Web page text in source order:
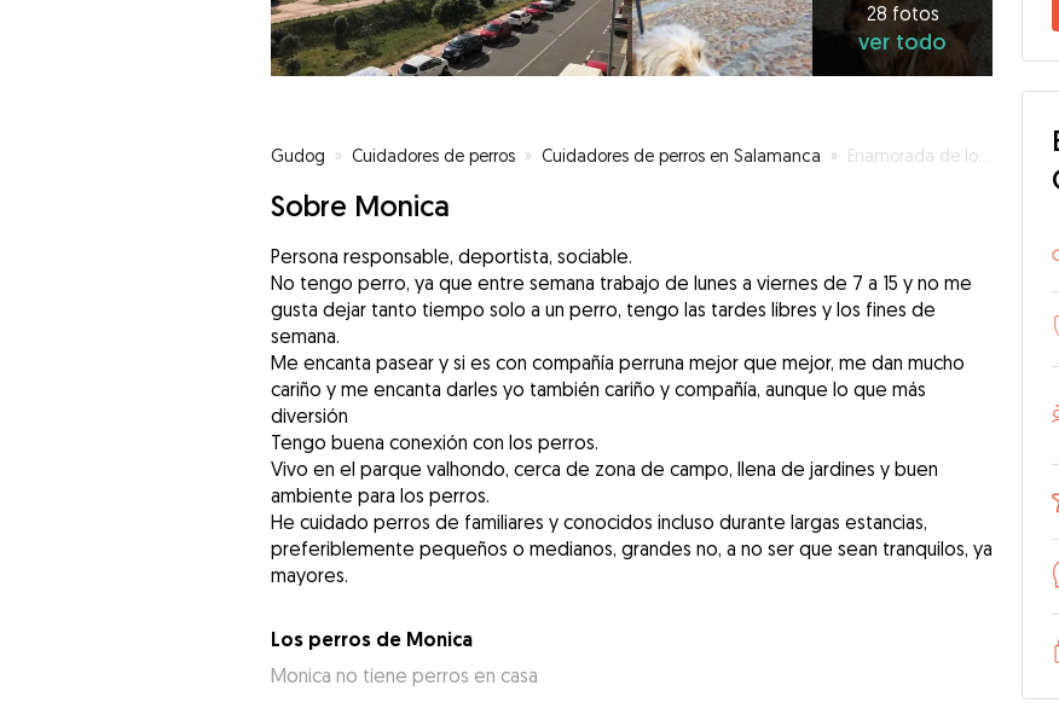
28 fotos
ver todo
Gudog » Cuidadores de perros » Cuidadores de perros en Salamanca » Enamorada de los perros zona pizzarrales salamanca
Sobre Monica
Persona responsable, deportista, sociable.
No tengo perro, ya que entre semana trabajo de lunes a viernes de 7 a 15 y no me
gusta dejar tanto tiempo solo a un perro, tengo las tardes libres y los fines de
semana.
Me encanta pasear y si es con compañía perruna mejor que mejor, me dan mucho
cariño y me encanta darles yo también cariño y compañía, aunque lo que más
diversión
Tengo buena conexión con los perros.
Vivo en el parque valhondo, cerca de zona de campo, llena de jardines y buen
ambiente para los perros.
He cuidado perros de familiares y conocidos incluso durante largas estancias,
preferiblemente pequeños o medianos, grandes no, a no ser que sean tranquilos, ya
mayores.
Los perros de Monica
Monica no tiene perros en casa